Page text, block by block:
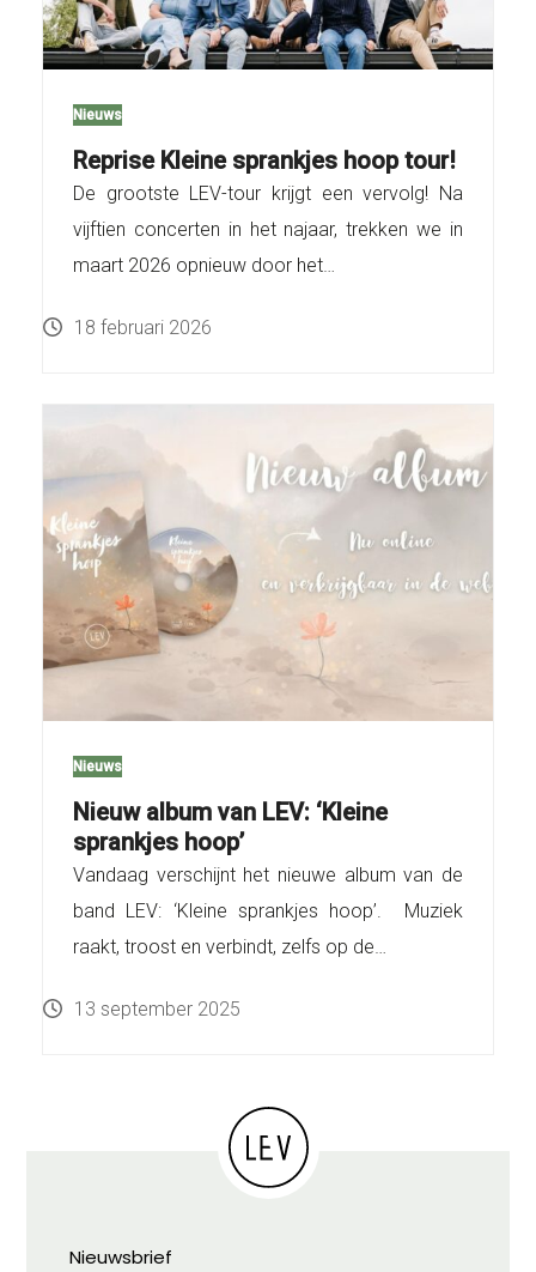
Nieuws
Reprise Kleine sprankjes hoop tour!
De grootste LEV-tour krijgt een vervolg! Na
vijftien concerten in het najaar, trekken we in
maart 2026 opnieuw door het…
18 februari 2026
Nieuws
Nieuw album van LEV: ‘Kleine
sprankjes hoop’
Vandaag verschijnt het nieuwe album van de
band LEV: ‘Kleine sprankjes hoop’. Muziek
raakt, troost en verbindt, zelfs op de…
13 september 2025
Nieuwsbrief